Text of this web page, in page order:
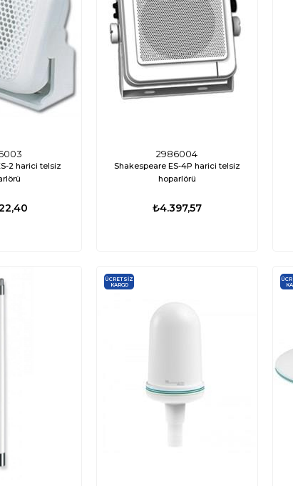
₺13.282,77
₺15.939,33
2 harici telsiz
2986004
Shakespeare ES-4P harici telsiz
hoparlörü
₺4.397,57
ÜCRETSIZ
KARGO